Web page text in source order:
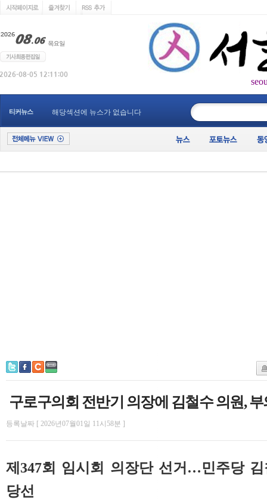
티커뉴스 해당섹션에 뉴스가 없습니다
구로구의회 전반기 의장에 김철수 의원,
등록날짜 [ 2026년07월01일 11시58분 ]
제347회 임시회 의장단 선거…민주당 김
당선